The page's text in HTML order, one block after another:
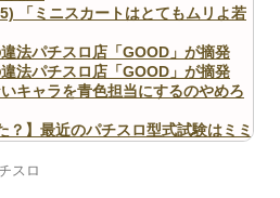
「ミニスカートはとてもムリよ若
法パチスロ店「GOOD」が摘発
法パチスロ店「GOOD」が摘発
キャラを青色担当にするのやめろ
？】最近のパチスロ型式試験はミミ
なんやが、ワイの人生どれくら
スロ